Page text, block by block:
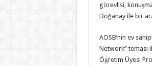
görevlisi,
Doğanay ile bir
AOSB’nin ev
Network” teması
Öğretim Üyesi